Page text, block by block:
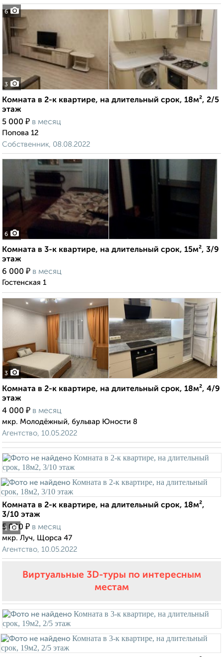
6
3
Комната в 2-к квартире, на длительный срок, 18м², 2/5
этаж
5 000 ₽ в месяц
Попова 12
Собственник, 08.08.2022
6
Комната в 3-к квартире, на длительный срок, 15м², 3/9
этаж
6 000 ₽ в месяц
Гостенская 1
3
Комната в 2-к квартире, на длительный срок, 18м², 4/9
этаж
4 000 ₽ в месяц
мкр. Молодёжный, бульвар Юности 8
Агентство, 10.05.2022
1
Комната в 2-к квартире, на длительный срок, 18м²,
3/10 этаж
5 000 ₽ в месяц
мкр. Луч, Щорса 47
Агентство, 10.05.2022
Виртуальные 3D-туры по интересным
местам